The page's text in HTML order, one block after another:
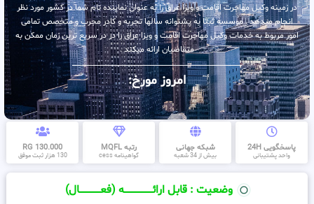
در زمینه وکیل مهاجرت اقامت و ویزا عراق را به عنوان نماینده تام شما در کشور مورد نظر
انجام میدهد . موسسه ثبتا به پشتوانه سالها تجربه و کادر مجرب و متخصص تمامی
امور مربوط به خدمات وکیل مهاجرت اقامت و ویزا عراق را در در سریع ترین زمان ممکن به
متقاضیان ارائه میکند .
امروز مورخ:
پاسخگویی 24H
واحد پشتیبانی
شبکه جهانی
بیش از 34 شعبه
رتبه MQFL
گواهینامه cess
130.000 RG
130 هزار ثبت موفق
وضعیت : قابل ارائــــــــــــــــــــه (فعـــــــــــــــال)